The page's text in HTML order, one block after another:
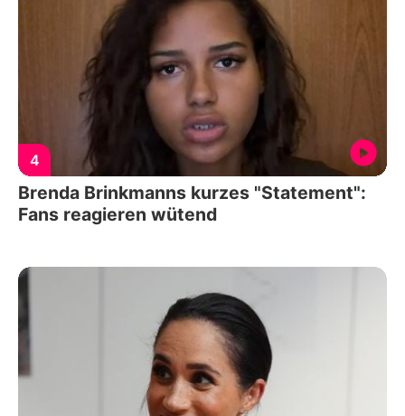
4
Brenda Brinkmanns kurzes "Statement":
Fans reagieren wütend